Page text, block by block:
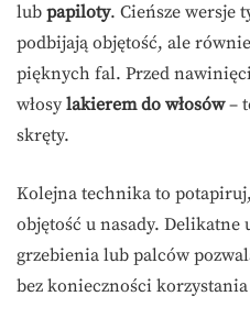
lub papiloty. Cieńsze wersje
podbijają objętość, ale
pięknych fal. Przed
włosy lakierem do włosów–
skręty.
Kolejna technika to
objętość u nasady. Delikatne
grzebienia lub palców
bez konieczności